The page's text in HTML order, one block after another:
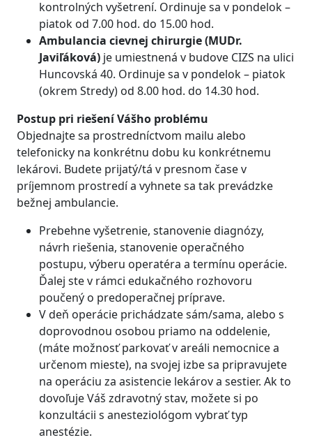
kontrolných vyšetrení. Ordinuje sa v pondelok –
piatok od 7.00 hod. do 15.00 hod.
Ambulancia cievnej chirurgie (MUDr.
Javiľáková) je umiestnená v budove CIZS na ulici
Huncovská 40. Ordinuje sa v pondelok – piatok
(okrem Stredy) od 8.00 hod. do 14.30 hod.
Postup pri riešení Vášho problému
Objednajte sa prostredníctvom mailu alebo
telefonicky na konkrétnu dobu ku konkrétnemu
lekárovi. Budete prijatý/tá v presnom čase v
príjemnom prostredí a vyhnete sa tak prevádzke
bežnej ambulancie.
Prebehne vyšetrenie, stanovenie diagnózy,
návrh riešenia, stanovenie operačného
postupu, výberu operatéra a termínu operácie.
Ďalej ste v rámci edukačného rozhovoru
poučený o predoperačnej príprave.
V deň operácie prichádzate sám/sama, alebo s
doprovodnou osobou priamo na oddelenie,
(máte možnosť parkovať v areáli nemocnice a
určenom mieste), na svojej izbe sa pripravujete
na operáciu za asistencie lekárov a sestier. Ak to
dovoľuje Váš zdravotný stav, možete si po
konzultácii s anesteziológom vybrať typ
anestézie.